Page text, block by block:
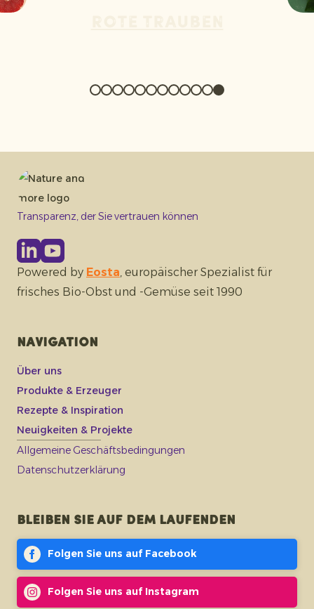
Transparenz, der Sie vertrauen können
Powered by Eosta , europäischer Spezialist für
frisches Bio-Obst und -Gemüse seit 1990
Navigation
Über uns
Produkte & Erzeuger
Rezepte & Inspiration
Neuigkeiten & Projekte
Allgemeine Geschäftsbedingungen
Datenschutzerklärung
Bleiben Sie auf dem Laufenden
Folgen Sie uns auf Facebook
Folgen Sie uns auf Instagram